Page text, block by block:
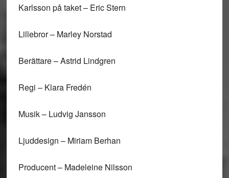
Karlsson på taket – Eric Stern
Lillebror – Marley Norstad
Berättare – Astrid Lindgren
Regi – Klara Fredén
Musik – Ludvig Jansson
Ljuddesign – Miriam Berhan
Producent – Madeleine Nilsson